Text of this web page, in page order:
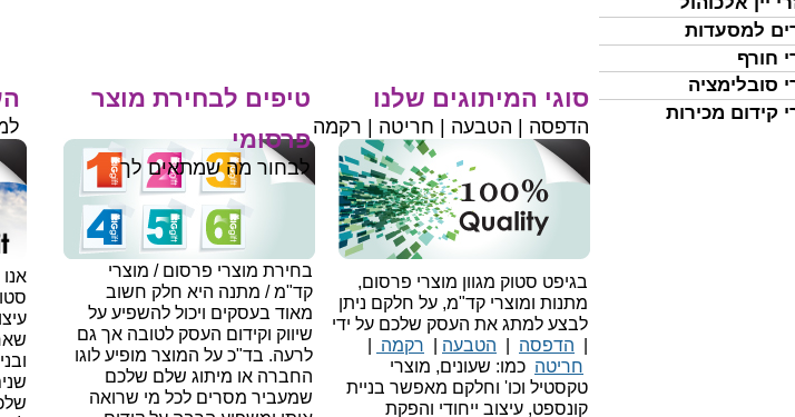
למסעדות
חורף
סובלימציה
קידום מכירות
בגיפט סטוק מגוון מוצרי פרסום,
מתנות ומוצרי קד"מ, על חלקם ניתן
לבצע למתג את העסק שלכם על ידי
הדפסה הטבעה רקמה
חריטה כמו: שעונים, מוצרי
טקסטיל וכו' וחלקם מאפשר בניית
קונספט, עיצוב ייחודי והפקת
בחירת מוצרי פרסום / מוצרי
קד"מ / מתנה היא חלק חשוב
מאוד בעסקים ויכול להשפיע על
שיווק וקידום העסק לטובה אך גם
לרעה. בד"כ על המוצר מופיע לוגו
החברה או מיתוג שלם שלכם
שמעביר מסרים לכל מי שרואה
טיפים לבחירת מוצר
פרסומי
לבחור מה שמתאים לך
סוגי המיתוגים שלנו
הדפסה | הטבעה | חריטה | רקמה